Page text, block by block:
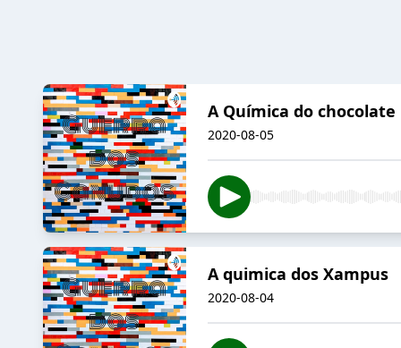
A Química do chocolate
2020-08-05
A quimica dos Xampus
2020-08-04